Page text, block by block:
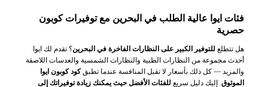
فئات ايوا عالية الطلب في البحرين مع توفيرات كوبون
حصرية
هل تتطلع للتوفير الكبير على النظارات الفاخرة في البحرين؟ تقدم لك ايوا
أحدث مجموعة من النظارات الطبية والنظارات الشمسية والعدسات اللاصقة
والمزيد --- كل ذلك بأسعار لا تقبل المنافسة عندما تطبقكود كوبون ايوا
الموثوق . إليك دليل سريع للفئات الأفضل حيث يمكنك زيادة توفيراتك إلى